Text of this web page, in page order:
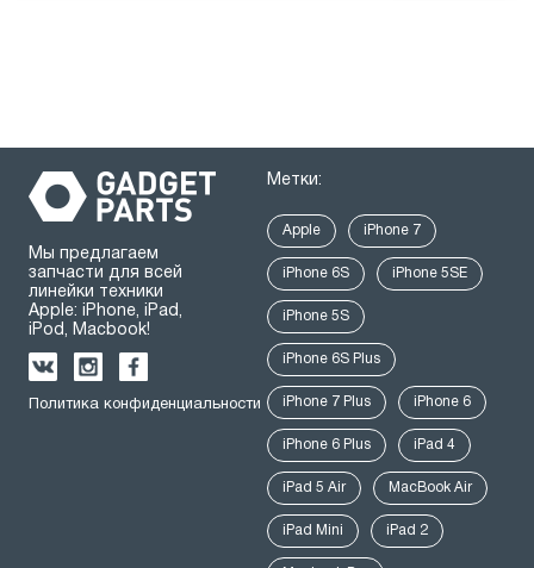
Мы предлагаем
запчасти для всей
линейки техники
Apple: iPhone, iPad,
iPod, Macbook!
Политика конфиденциальности
Метки:
Apple iPhone 7
iPhone 6S iPhone 5SE
iPhone 5S
iPhone 6S Plus
iPhone 7 Plus iPhone 6
iPhone 6 Plus iPad 4
iPad 5 Air MacBook Air
iPad Mini iPad 2